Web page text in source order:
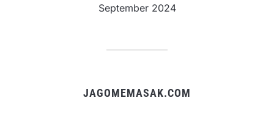
September 2024
JAGOMEMASAK.COM